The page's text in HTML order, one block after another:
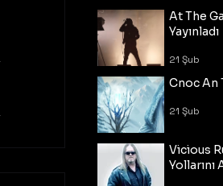
At The
Yayınladı
21 Şub
Cnoc An
21 Şub
Vicious
Yollarını